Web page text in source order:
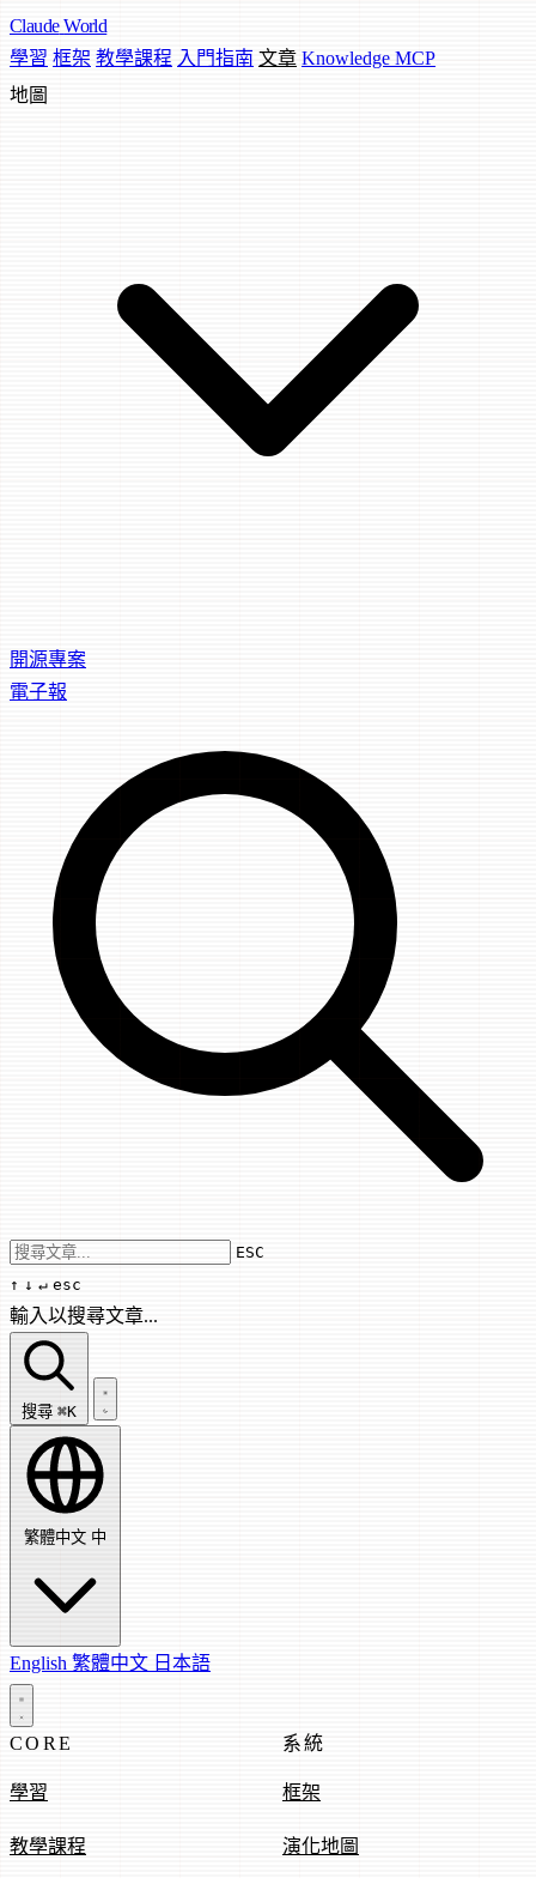
Claude World
學習 框架 教學課程 入門指南 文章 Knowledge MCP
地圖
開源專案
電子報
Use arrow keys to navigate results,
ESC
↑ ↓ ↵ esc
輸入以搜尋文章...
搜尋文章...
搜尋 ⌘K
繁體中文 中
English 繁體中文 日本語
CORE
學習
教學課程
系統
框架
演化地圖